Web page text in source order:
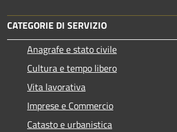
CATEGORIE DI SERVIZIO
Anagrafe e stato civile
Cultura e tempo libero
Vita lavorativa
Imprese e Commercio
Catasto e urbanistica